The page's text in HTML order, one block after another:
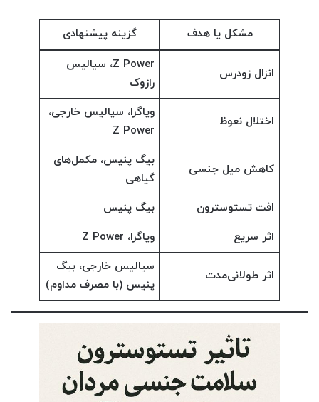
مشکل یا هدف گزینه پیشنهادی
انزال زودرس
Z Power، سیالیس
رازوک
اختلال نعوظ
ویاگرا، سیالیس خارجی،
Z Power
کاهش میل جنسی
بیگ پنیس، مکمل‌های
گیاهی
افت تستوسترون
بیگ پنیس
اثر سریع
ویاگرا، Z Power
اثر طولانی‌مدت
سیالیس خارجی، بیگ
پنیس (با مصرف مداوم)